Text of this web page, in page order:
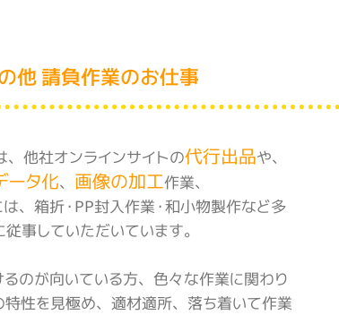
他 請負作業のお仕事
、他社オンラインサイトの代行出品や、
ータ化、 画像の加工作業、
、箱折・PP封入作業・和小物製作など多
事していただいています。
のが向いている方、色々な作業に関わり
特性を見極め、適材適所、落ち着いて作業